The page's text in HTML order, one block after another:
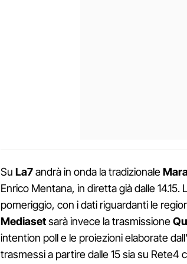
Su La7andrà in onda la tradizionale
Enrico Mentana, in diretta già dalle
pomeriggio, con i dati riguardanti le
Mediasetsarà invece la trasmissione
intention poll e le proiezioni elaborate
trasmessi a partire dalle 15 sia su Rete4